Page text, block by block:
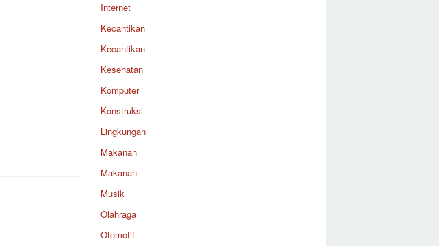
Internet
Kecantikan
Kecantikan
Kesehatan
Komputer
Konstruksi
Lingkungan
Makanan
Makanan
Musik
Olahraga
Otomotif